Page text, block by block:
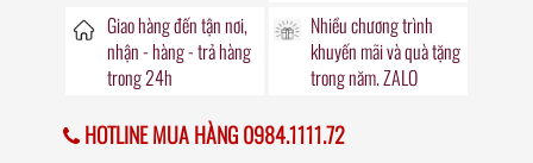
Giao hàng đếntận nơi,
nhận - hàng - trả hàng
trong24h
Nhiều chương trình
khuyến mãivà quà tặng
trong năm. ZALO
HOTLINE MUA HÀNG 0984.1111.72